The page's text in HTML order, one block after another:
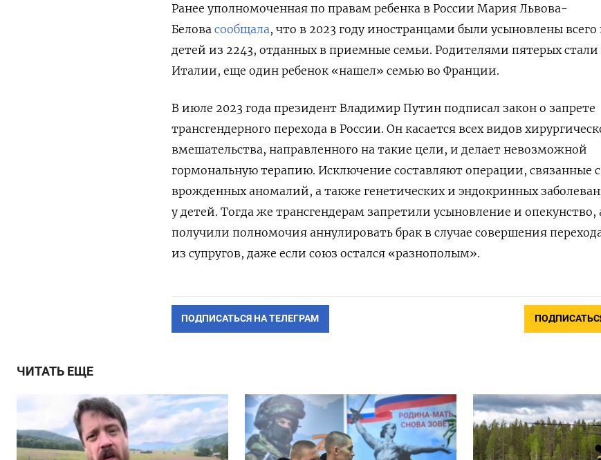
Ранее уполномоченная по правам ребенка в России Мария Львова-
Белова сообщала, что в 2023 году иностранцами были усыновлены всего
детей из 2243, отданных в приемные семьи. Родителями пятерых стали
Италии, еще один ребенок «нашел» семью во Франции.
В июле 2023 года президент Владимир Путин подписал закон о запрете
трансгендерного перехода в России. Он касается всех видов
вмешательства, направленного на такие цели, и делает невозможной
гормональную терапию. Исключение составляют операции, связанные
врожденных аномалий, а также генетических и эндокринных
у детей. Тогда же трансгендерам запретили усыновление и опекунство,
получили полномочия аннулировать брак в случае совершения
из супругов, даже если союз остался «разнополым».
ПОДПИСАТЬСЯ НА ТЕЛЕГРАМ ПОДПИСАТЬСЯ
ЧИТАТЬ ЕЩЕ